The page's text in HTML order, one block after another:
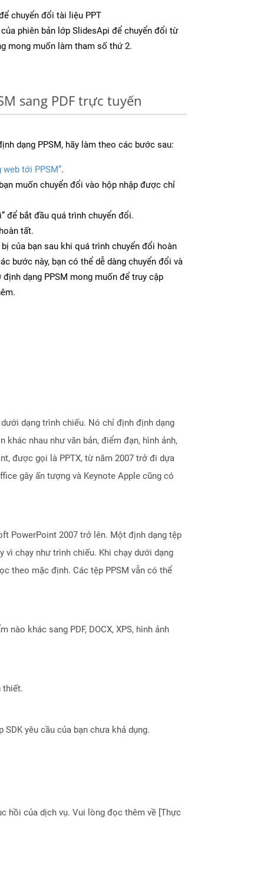
chuyển đổi tài liệu PPT
của phiên bản lớp SlidesApi để chuyển đổi từ
mong muốn làm tham số thứ 2.
sang PDF trực tuyến
dạng PPSM, hãy làm theo các bước sau:
web tới PPSM”.
muốn chuyển đổi vào hộp nhập được chỉ
để bắt đầu quá trình chuyển đổi.
tất.
của bạn sau khi quá trình chuyển đổi hoàn
bước này, bạn có thể dễ dàng chuyển đổi và
dạng PPSM mong muốn để truy cập
dạng trình chiếu. Nó chỉ định định dạng
nhau như văn bản, điểm đạn, hình ảnh,
được gọi là PPTX, từ năm 2007 trở đi dựa
gây ấn tượng và Keynote Apple cũng có
PowerPoint 2007 trở lên. Một định dạng tệp
chạy như trình chiếu. Khi chạy dưới dạng
theo mặc định. Các tệp PPSM vẫn có thể
khác sang PDF, DOCX, XPS, hình ảnh
thiết.
yêu cầu của bạn chưa khả dụng.
hồi của dịch vụ. Vui lòng đọc thêm về [Thực